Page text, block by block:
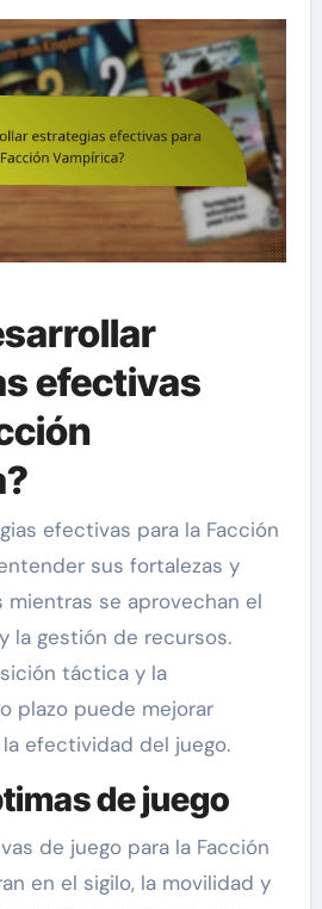
efectivas
efectivas para la Facción
sus fortalezas y
se aprovechan el
la gestión de recursos.
táctica y la
plazo puede mejorar
efectividad del juego.
de juego
de juego para la Facción
en el sigilo, la movilidad y